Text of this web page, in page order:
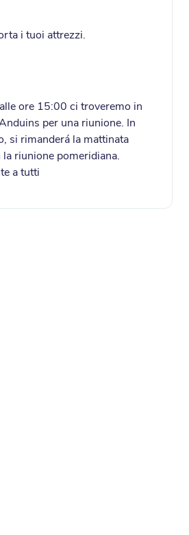
i tuoi attrezzi.
ore 15:00 ci troveremo in
per una riunione. In
si rimanderá la mattinata
riunione pomeridiana.
a tutti